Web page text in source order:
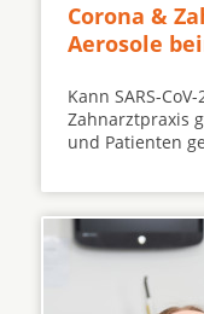
Corona &
Aerosole
Kann SARS-
Zahnarztpraxis
und Patienten